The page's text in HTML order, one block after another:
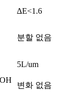
∆E<1.6
분할 없음
5L/um
변화 없음